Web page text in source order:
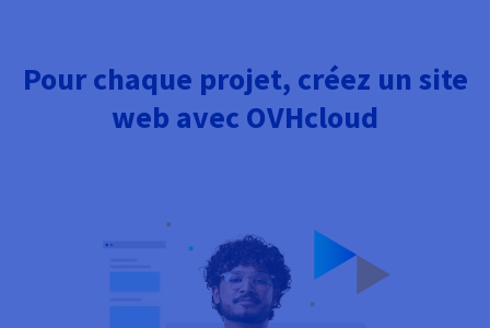
Pour chaque projet, créez un site
web avec OVHcloud